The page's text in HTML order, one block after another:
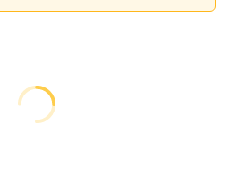
cargando...
cargando